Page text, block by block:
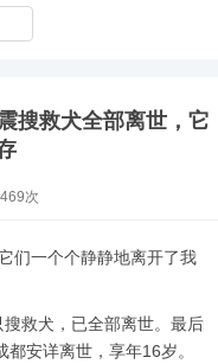
搜救犬全部离世，它
469次
们一个个静静地离开了我
救犬，已全部离世。最后
安详离世，享年16岁。